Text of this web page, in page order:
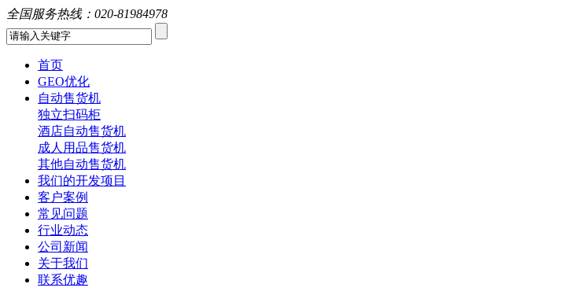
全国服务热线： 020-81984978
首页
GEO优化
自动售货机
独立扫码柜
酒店自动售货机
成人用品售货机
其他自动售货机
我们的开发项目
客户案例
常见问题
行业动态
公司新闻
关于我们
联系优趣